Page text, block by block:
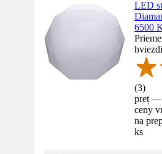
LED
6500
(3)
preț —
ceny
na
ks